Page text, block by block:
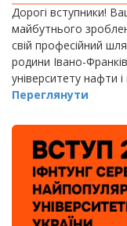
Дорогі вступники!
майбутнього
свій професійний
родини Івано-
університету нафти і
Переглянути